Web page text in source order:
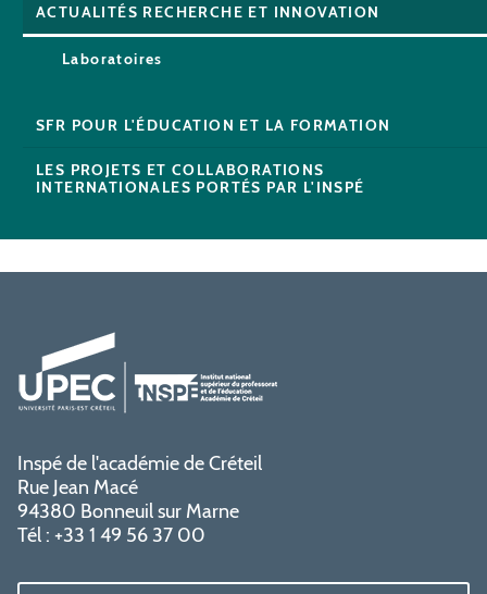
ACTUALITÉS RECHERCHE ET INNOVATION
Laboratoires
SFR POUR L'ÉDUCATION ET LA FORMATION
LES PROJETS ET COLLABORATIONS
INTERNATIONALES PORTÉS PAR L'INSPÉ
Inspé de l'académie de Créteil
Rue Jean Macé
94380 Bonneuil sur Marne
Tél : +33 1 49 56 37 00